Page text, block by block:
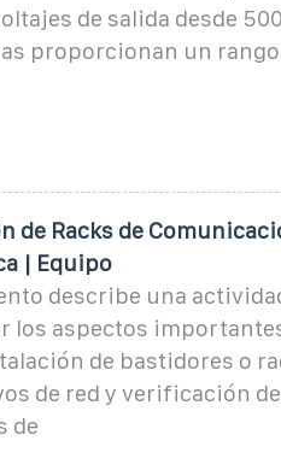
de salida desde
proporcionan un
de Racks de
| Equipo
describe una
los aspectos
de bastidores o
de red y verificación
de